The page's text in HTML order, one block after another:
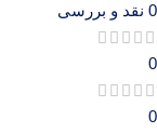
0 نقد و بررسی
0
0